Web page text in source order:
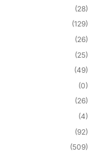
(28)
(129)
(26)
(25)
(49)
(0)
(26)
(4)
(92)
(509)